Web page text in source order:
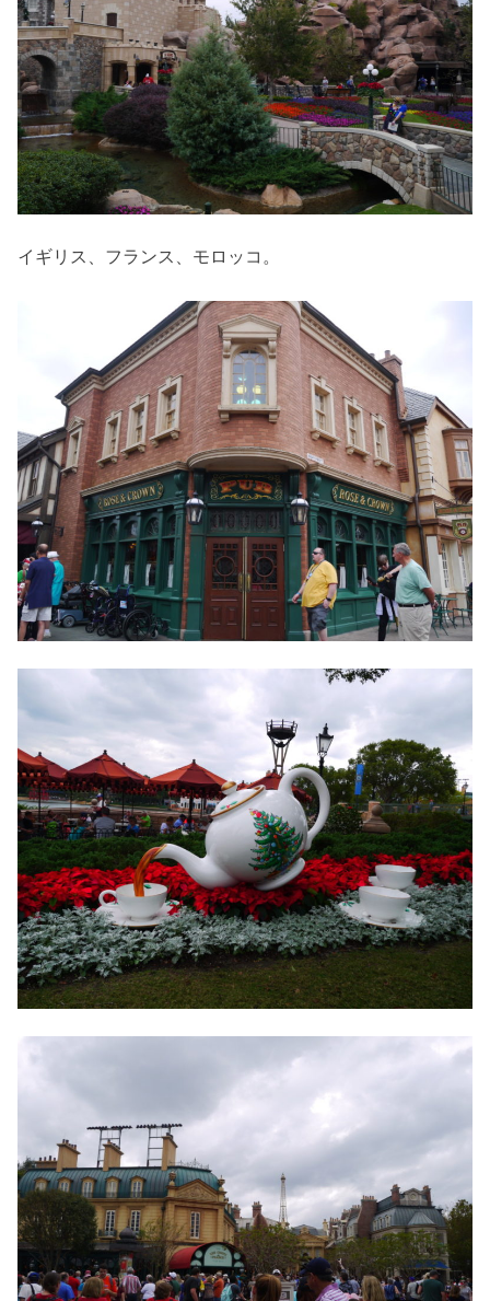
イギリス、フランス、モロッコ。